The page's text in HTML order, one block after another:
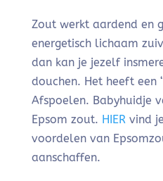
Zout werkt aardend en
energetisch lichaam
dan kan je jezelf
douchen. Het heeft een
Afspoelen. Babyhuidje
Epsom zout. HIER vind
voordelen van
aanschaffen.